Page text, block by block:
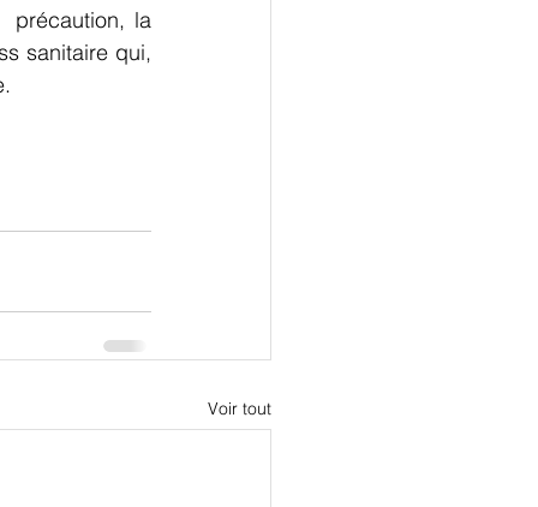
précaution, la
sanitaire qui,
Voir tout